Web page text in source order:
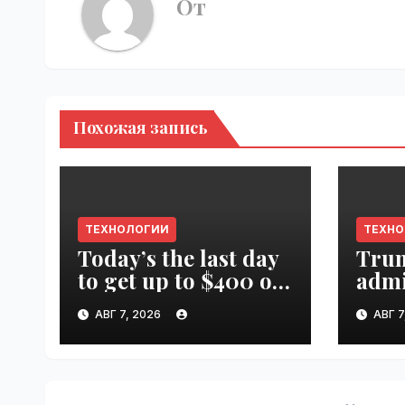
От
Похожая запись
ТЕХНОЛОГИИ
Today’s the last day
to get up to $400 off
your TechCrunch
Disrupt 2026 ticket |
VseTime.ru
АВГ 7, 2026 АВГ